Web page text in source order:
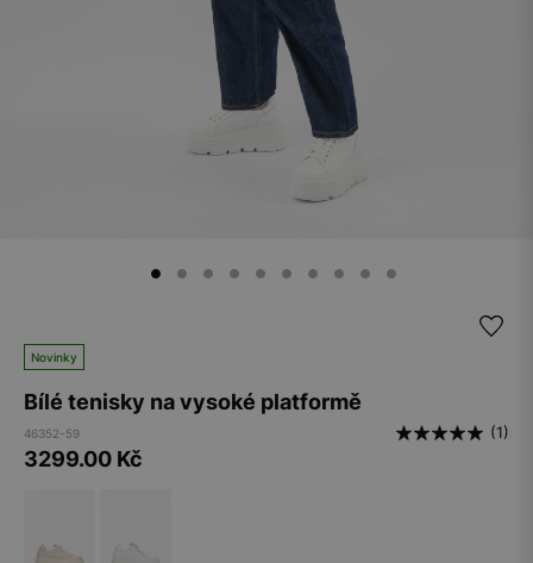
Novinky
Bílé tenisky na vysoké platformě
46352-59 (1)
3299.00 Kč